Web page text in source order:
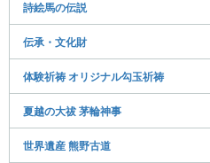
詩絵馬の伝説
伝承・文化財
体験祈祷 オリジナル勾玉祈祷
夏越の大祓 茅輪神事
世界遺産 熊野古道